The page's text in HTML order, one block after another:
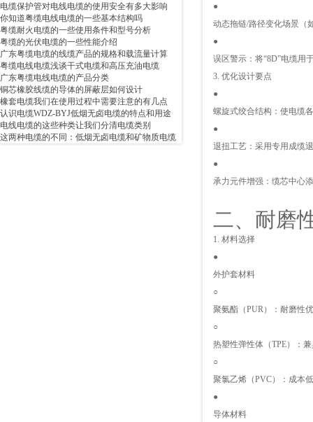
电缆保护管对电线电缆的使用安全有多大影响
你知道粤缆电线电缆的一些基本结构吗
粤缆耐火电缆的一些使用条件和型号分析
粤缆的光伏电缆的一些性能介绍
广东粤缆电缆的线缆产品的规格和载流量计算
粤缆电线电缆浅谈干式电缆和高压充油电缆
广东粤缆电线电缆的产品分类
铜芯橡胶线缆的导体的屏蔽层如何设计
橡套电缆我们在使用过程中需要注意的有几点
认识电缆WDZ-BYJ低烟无卤电缆的特点和用途
电线电缆的这些种类让我们分清电缆类别
这两种电缆的不同：低烟无卤电缆和矿物质电缆
●
动态拖链/路径变化场景（
●
误区警示：将“8D”电缆用
3. 优化设计要点
●
螺旋式绞合结构：使电缆
●
退扭工艺：采用专用成缆
●
承力元件增强：缆芯中心
二、耐磨
1. 材料选择
●
外护套材料
○
聚氨酯（PUR）：耐磨性
○
热塑性弹性体（TPE）：
○
聚氯乙烯（PVC）：成本
●
导体材料